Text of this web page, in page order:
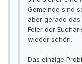
Gemeinde sind
aber gerade das
Feier der
wieder schön.
Das einzige